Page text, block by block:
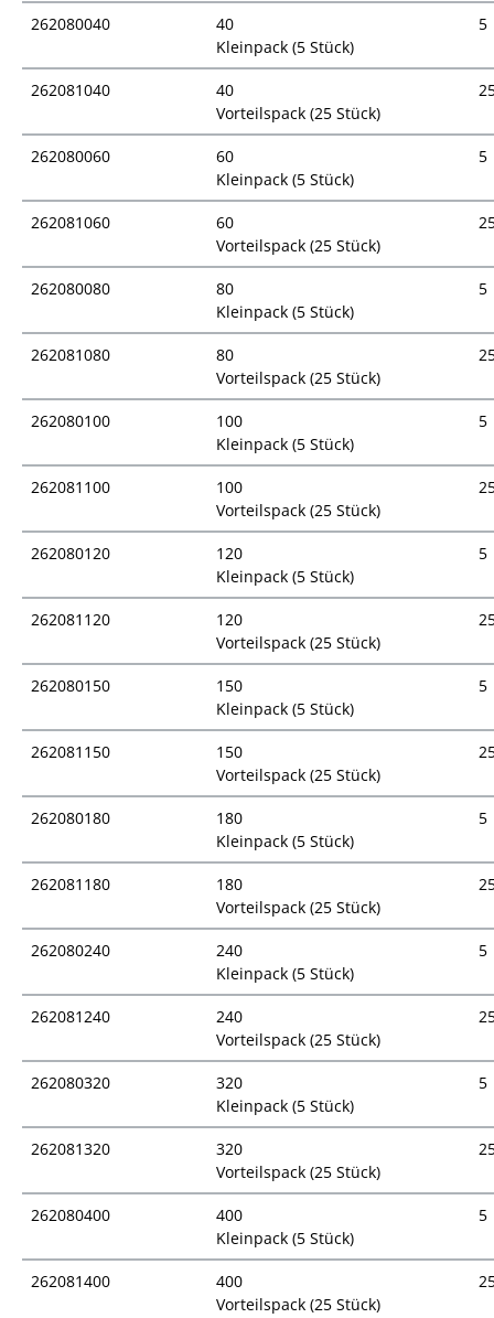
262080040
40
Kleinpack (5 Stück)
5
262081040
40
Vorteilspack (25 Stück)
262080060
60
Kleinpack (5 Stück)
5
262081060
60
Vorteilspack (25 Stück)
262080080
80
Kleinpack (5 Stück)
5
262081080
80
Vorteilspack (25 Stück)
262080100
100
Kleinpack (5 Stück)
5
262081100
100
Vorteilspack (25 Stück)
262080120
120
Kleinpack (5 Stück)
5
262081120
120
Vorteilspack (25 Stück)
262080150
150
Kleinpack (5 Stück)
5
262081150
150
Vorteilspack (25 Stück)
262080180
180
Kleinpack (5 Stück)
5
262081180
180
Vorteilspack (25 Stück)
262080240
240
Kleinpack (5 Stück)
5
262081240
240
Vorteilspack (25 Stück)
262080320
320
Kleinpack (5 Stück)
5
262081320
320
Vorteilspack (25 Stück)
262080400
400
Kleinpack (5 Stück)
5
262081400
400
Vorteilspack (25 Stück)